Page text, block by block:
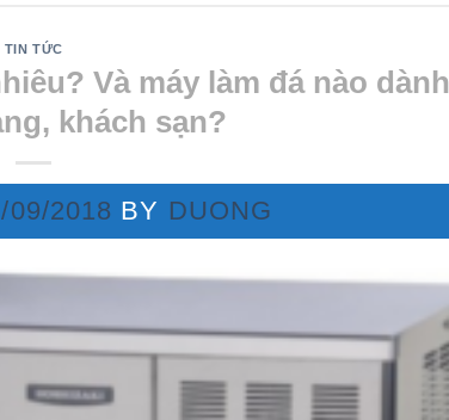
TIN TỨC
Và máy làm đá nào dành
khách sạn?
09/2018 BY DUONG